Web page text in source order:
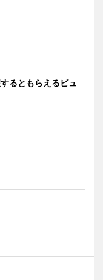
るともらえるビュ